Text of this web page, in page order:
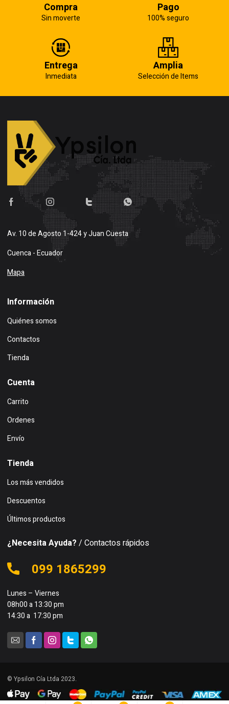
Compra
Sin moverte
Pago
100% seguro
Entrega
Inmediata
Amplia
Selección de Items
Av. 10 de Agosto 1-424 y Juan Cuesta
Cuenca - Ecuador
Mapa
Información
Quiénes somos
Contactos
Tienda
Cuenta
Carrito
Ordenes
Envío
Tienda
Los más vendidos
Descuentos
Últimos productos
¿Necesita Ayuda? / Contactos rápidos
099 1865299
Lunes – Viernes
08h00 a 13:30 pm
14:30 a 17:30 pm
© Ypsilon Cía Ltda 2023.